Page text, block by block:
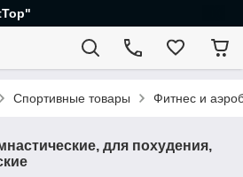
Спортивные товары Фитнес и
для похудения,